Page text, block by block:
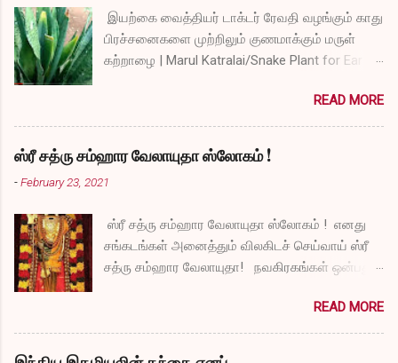
இயற்கை வைத்தியர் டாக்டர் ரேவதி வழங்கும் காது
பிரச்சனைகளை முற்றிலும் குணமாக்கும் மருள்
கற்றாழை | Marul Katralai/Snake Plant for Ear
READ MORE
ஸ்ரீ சத்ரு சம்ஹார வேலாயுதா ஸ்லோகம் !
-February 23, 2021
ஸ்ரீ சத்ரு சம்ஹார வேலாயுதா ஸ்லோகம் ! எனது
சங்கடங்கள் அனைத்தும் விலகிடச் செய்வாய் ஸ்ரீ
சத்ரு சம்ஹார வேலாயுதா! நவகிரகங்கள் ஒன்பதும்
வேலாயுதா! சகல விதமான தோஷங்களும் என்னை
விட்டுப் போகட்டும் ஸ்ரீ சத்ரு சம்ஹார வேலாயுதா!
எல்லா விதமான வருத்தங்களும் என்னை விட்டு
READ MORE